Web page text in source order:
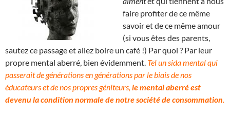
faire profiter de ce même
savoir et de ce même amour
(si vous êtes des parents,
sautez ce passage et allez boire un café !) Par quoi ? Par leur
propre mental aberré, bien évidemment. Tel un sida mental qui
passerait de générations en générations par le biais de nos
éducateurs et de nos propres géniteurs, le mental aberré est
devenu la condition normale de notre société de consommation